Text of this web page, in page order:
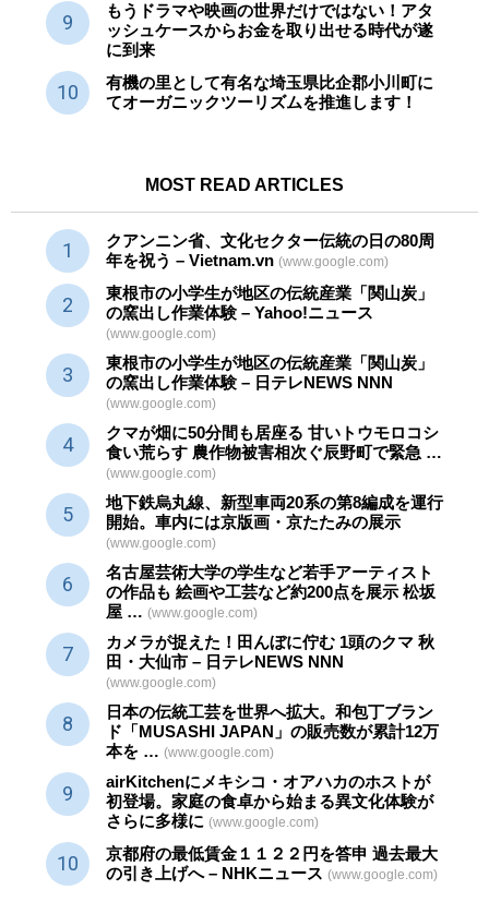
もうドラマや映画の世界だけではない！アタ
ッシュケースからお金を取り出せる時代が遂
に到来
有機の里として有名な埼玉県比企郡小川町に
てオーガニックツーリズムを推進します！
MOST READ ARTICLES
クアンニン省、文化セクター伝統の日の80周
年を祝う – Vietnam.vn (www.google.com)
東根市の小学生が地区の伝統産業 「関山炭」
の窯出し作業体験 – Yahoo!ニュース
(www.google.com)
東根市の小学生が地区の伝統産業 「関山炭」
の窯出し作業体験 – 日テレNEWS NNN
(www.google.com)
クマが畑に50分間も居座る 甘いトウモロコシ
食い荒らす 農作物被害相次ぐ辰野町で緊急 …
(www.google.com)
地下鉄烏丸線、新型車両20系の第8編成を運行
開始。車内には京版画・京たたみの展示
(www.google.com)
名古屋芸術大学の学生など若手アーティスト
の作品も 絵画や工芸など約200点を展示 松坂
屋 … (www.google.com)
カメラが捉えた！田んぼに佇む 1頭のクマ 秋
田・大仙市 – 日テレNEWS NNN
(www.google.com)
日本の伝統工芸を世界へ拡大。和包丁ブラン
ド「MUSASHI JAPAN」の販売数が累計12万
本を … (www.google.com)
airKitchenにメキシコ・オアハカのホストが
初登場。家庭の食卓から始まる異文化体験が
さらに多様に (www.google.com)
京都府の最低賃金１１２２円を答申 過去最大
の引き上げへ – NHKニュース (www.google.com)